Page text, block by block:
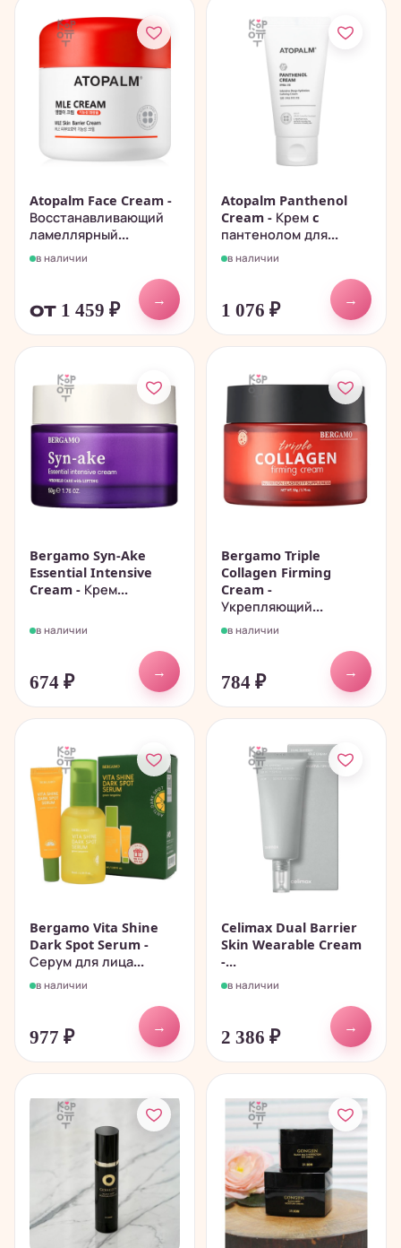
Atopalm Face Cream -
Восстанавливающий
ламеллярный...
в наличии
от 1 459 ₽
→
Atopalm Panthenol
Cream - Крем c
пантенолом для...
в наличии
1 076 ₽
→
Bergamo Syn-Ake
Essential Intensive
Cream - Крем...
в наличии
674 ₽
→
Bergamo Triple
Collagen Firming
Cream -
Укрепляющий...
в наличии
784 ₽
→
Bergamo Vita Shine
Dark Spot Serum -
Серум для лица...
в наличии
977 ₽
→
Celimax Dual Barrier
Skin Wearable Cream
-...
в наличии
2 386 ₽
→